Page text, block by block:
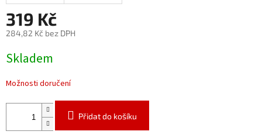
319 Kč
284,82 Kč bez DPH
cena:
Skladem
Možnosti doručení
Přidat do košíku